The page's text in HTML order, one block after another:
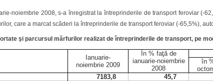
noiembrie 2008, s-a înregistrat la întreprinderile de transport feroviar (-
care a marcat scăderi la întreprinderile de transport feroviar (-65,5%),
şi parcursul mărfurilor realizat de întreprinderile de transport, pe
Ianuarie-
noiembrie 2009
În % faţă de
ianuarie-noiembrie
2008
în
7183,8 45,7